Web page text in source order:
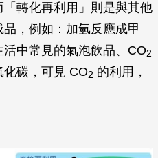
轉化再利用」則是與其他
，例如：加氫反應成甲
中常見的氣泡飲品、CO2
碳，可見 CO2 的利用，